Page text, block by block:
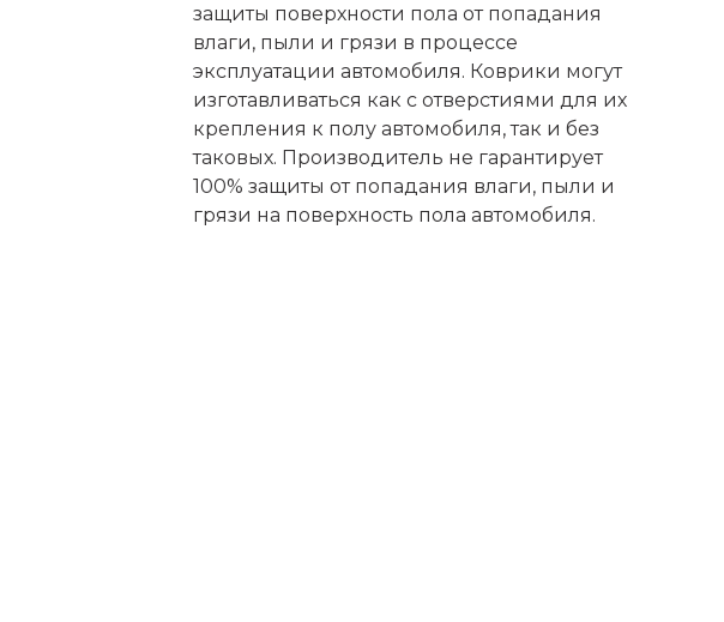
защиты поверхности пола от попадания
влаги, пыли и грязи в процессе
эксплуатации автомобиля. Коврики могут
изготавливаться как с отверстиями для их
крепления к полу автомобиля, так и без
таковых. Производитель не гарантирует
100% защиты от попадания влаги, пыли и
грязи на поверхность пола автомобиля.